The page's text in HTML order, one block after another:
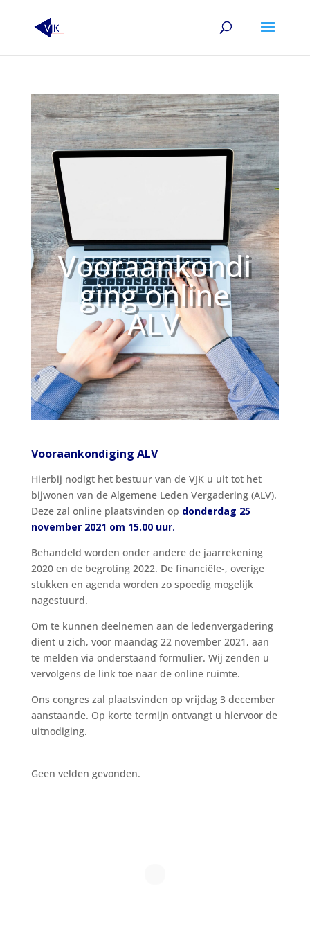
Vooraankondi
ging online
ALV
Vooraankondiging ALV
Hierbij nodigt het bestuur van de VJK u uit tot het
bijwonen van de Algemene Leden Vergadering (ALV).
Deze zal online plaatsvinden op donderdag 25
november 2021 om 15.00 uur.
Behandeld worden onder andere de jaarrekening
2020 en de begroting 2022. De financiële-, overige
stukken en agenda worden zo spoedig mogelijk
nagestuurd.
Om te kunnen deelnemen aan de ledenvergadering
dient u zich, voor maandag 22 november 2021, aan
te melden via onderstaand formulier. Wij zenden u
vervolgens de link toe naar de online ruimte.
Ons congres zal plaatsvinden op vrijdag 3 december
aanstaande. Op korte termijn ontvangt u hiervoor de
uitnodiging.
Geen velden gevonden.